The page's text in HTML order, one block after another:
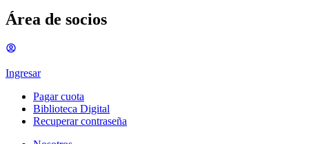
Área de socios
Ingresar
Pagar cuota
Biblioteca Digital
Recuperar contraseña